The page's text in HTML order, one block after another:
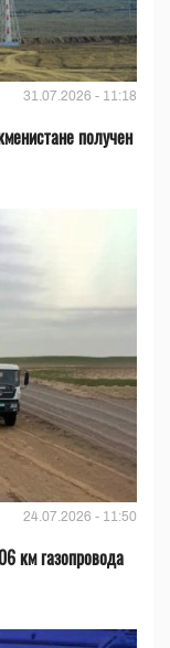
31.07.2026 - 11:18
получен
24.07.2026 - 11:50
км газопровода